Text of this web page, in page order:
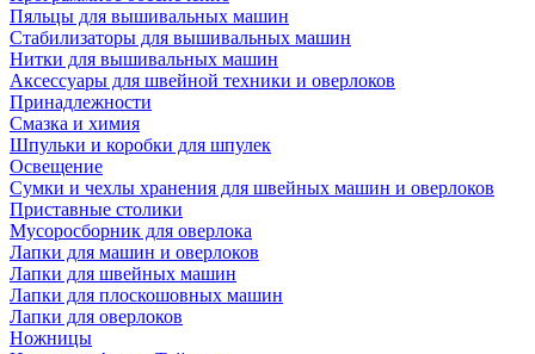
Пяльцы для вышивальных машин
Стабилизаторы для вышивальных машин
Нитки для вышивальных машин
Аксессуары для швейной техники и оверлоков
Принадлежности
Смазка и химия
Шпульки и коробки для шпулек
Освещение
Сумки и чехлы хранения для швейных машин и оверлоков
Приставные столики
Мусоросборник для оверлока
Лапки для машин и оверлоков
Лапки для швейных машин
Лапки для плоскошовных машин
Лапки для оверлоков
Ножницы